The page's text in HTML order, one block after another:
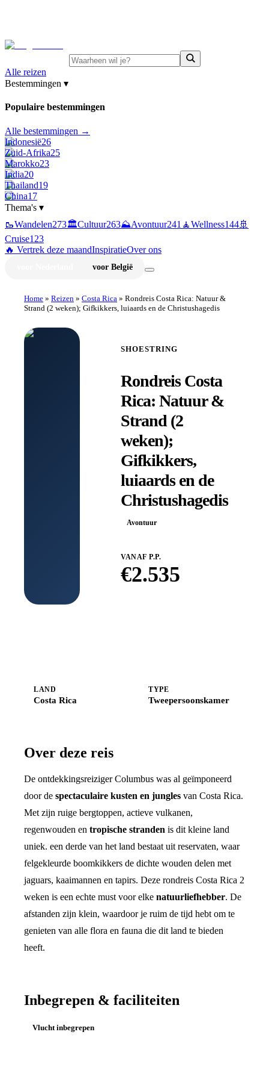
Alle reizen
Bestemmingen ▾
Populaire bestemmingen
Alle bestemmingen →
Indonesië26
Zuid-Afrika25
Marokko23
India20
Thailand19
China17
Thema's ▾
🥾Wandelen273🏛️Cultuur263⛰️Avontuur241 🧘Wellness144🚢
Cruise123
🔥 Vertrek deze maandInspiratieOver ons
voor België
Home » Reizen » Costa Rica » Rondreis Costa Rica: Natuur &
Strand (2 weken); Gifkikkers, luiaards en de Christushagedis
SHOESTRING
Rondreis Costa
Rica: Natuur &
Strand (2
weken);
Gifkikkers,
luiaards en de
Christushagedis
Avontuur
VANAF P.P.
€2.535
LAND
Costa Rica
TYPE
Tweepersoonskamer
Over deze reis
De ontdekkingsreiziger Columbus was al geïmponeerd
door de spectaculaire kusten en jungles van Costa Rica.
Met zijn ruige bergtoppen, actieve vulkanen,
regenwouden en tropische stranden is dit kleine land
uniek. een derde van het land bestaat uit reservaten, waar
felgekleurde boomkikkers de dichte wouden delen met
jaguars, kaaimannen en tapirs. Deze rondreis Costa Rica 2
weken is een echte must voor elke natuurliefhebber. De
afstanden zijn klein, waardoor je ruim de tijd hebt om te
genieten van alle flora en fauna die dit land te bieden
heeft.
Inbegrepen & faciliteiten
Vlucht inbegrepen